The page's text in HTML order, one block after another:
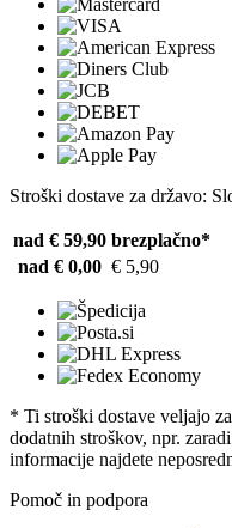
Stroški dostave za državo:
nad € 59,90 brezplačno*
nad € 0,00 € 5,90
* Ti stroški dostave veljajo
dodatnih stroškov, npr.
informacije najdete
Pomoč in podpora